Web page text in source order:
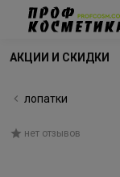
АКЦИИ И СКИДКИ
лопатки
нет отзывов